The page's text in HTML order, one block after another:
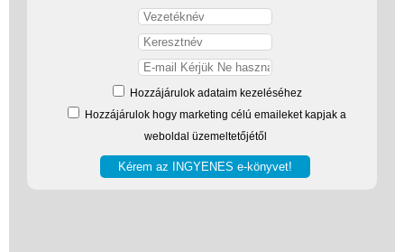
Hozzájárulok adataim kezeléséhez
Hozzájárulok hogy marketing célú emaileket kapjak a
weboldal üzemeltetőjétől